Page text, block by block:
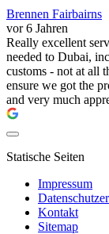
Brennen Fairbairns
vor 6 Jahren
Really excellent
needed to Dubai,
customs - not at all
ensure we got the
and very much
Statische Seiten
Impressum
Kontakt
Sitemap